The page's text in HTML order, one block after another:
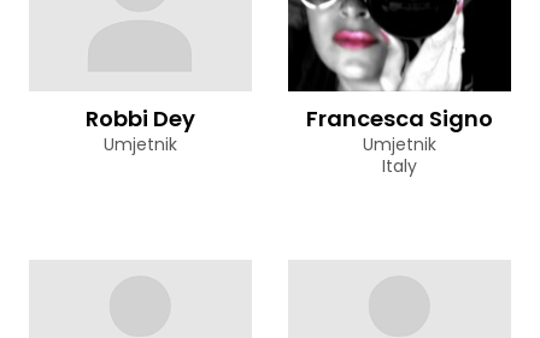
Robbi Dey
Umjetnik
Francesca Signo
Umjetnik
Italy